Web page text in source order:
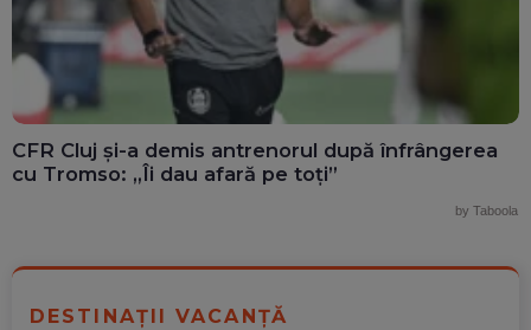
CFR Cluj și-a demis antrenorul după înfrângerea
cu Tromso: „Îi dau afară pe toți”
by Taboola
DESTINAȚII VACANȚĂ